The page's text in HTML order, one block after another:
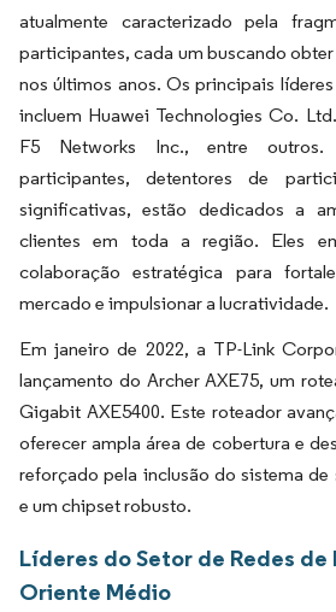
atualmente caracterizado pela
participantes, cada um buscando
nos últimos anos. Os principais
incluem Huawei Technologies Co.
F5 Networks Inc., entre outros.
participantes, detentores de
significativas, estão dedicados a
clientes em toda a região. Eles
colaboração estratégica para
mercado e impulsionar a lucratividade.
Em janeiro de 2022, a TP-Link
lançamento do Archer AXE75, um
Gigabit AXE5400. Este roteador
oferecer ampla área de cobertura e
reforçado pela inclusão do sistema de
e um chipset robusto.
Líderes do Setor de Redes
Oriente Médio